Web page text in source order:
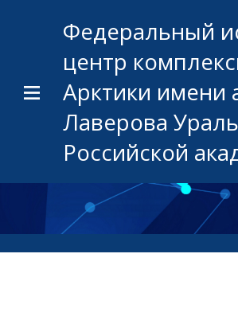
Федеральный
центр
Арктики имени
Лаверова
Российской